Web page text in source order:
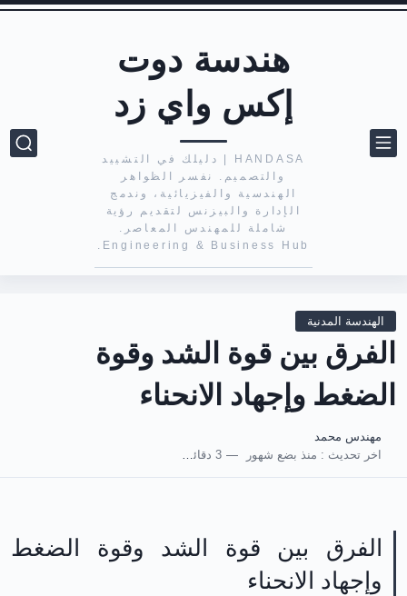
هندسة دوت
إكس واي زد
HANDASA | دليلك في التشييد
والتصميم. نفسر الظواهر
الهندسية والفيزيائية، وندمج
الإدارة والبيزنس لتقديم رؤية
شاملة للمهندس المعاصر.
Engineering & Business Hub.
الهندسة المدنية
الفرق بين قوة الشد وقوة
الضغط وإجهاد الانحناء
مهندس محمد
اخر تحديث : منذ بضع شهور 3 دقائق للقراءة
الفرق بين قوة الشد وقوة الضغط
وإجهاد الانحناء